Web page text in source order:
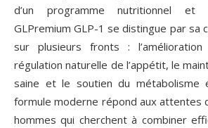
d’un programme nutritionnel et
GLPremium GLP-1 se distingue par sa
sur plusieurs fronts :
régulation naturelle de l’appétit, le
saine et le soutien du métabolisme
formule moderne répond aux attentes
hommes qui cherchent à combiner